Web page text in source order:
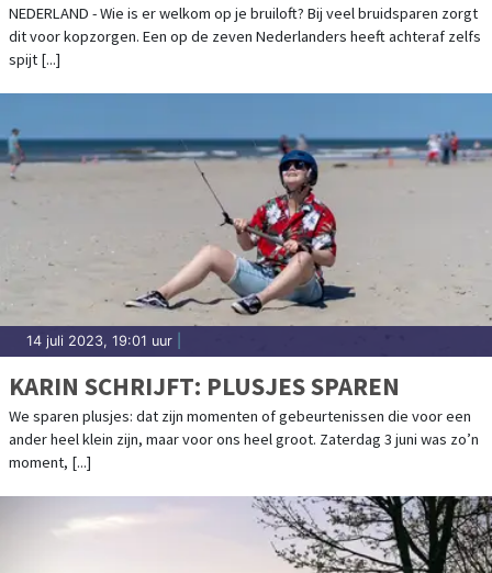
NEDERLAND - Wie is er welkom op je bruiloft? Bij veel bruidsparen zorgt
dit voor kopzorgen. Een op de zeven Nederlanders heeft achteraf zelfs
spijt [...]
14 juli 2023, 19:01 uur
KARIN SCHRIJFT: PLUSJES SPAREN
We sparen plusjes: dat zijn momenten of gebeurtenissen die voor een
ander heel klein zijn, maar voor ons heel groot. Zaterdag 3 juni was zo’n
moment, [...]